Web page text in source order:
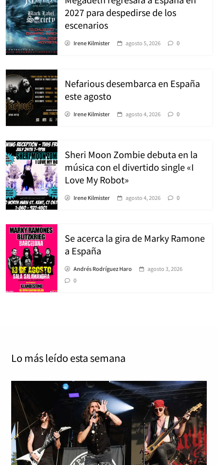
2027 para despedirse de los
escenarios
Irene Kilmister agosto 5, 2026 0
Nefarious desembarca en España
este agosto
Irene Kilmister agosto 4, 2026 0
Sheri Moon Zombie debuta en la
música con el divertido single «I
Love My Robot»
Irene Kilmister agosto 4, 2026 0
Se acerca la gira de Marky Ramone
a España
Andrés Rodríguez Haro
agosto 3, 2026
0
Lo más leído esta semana